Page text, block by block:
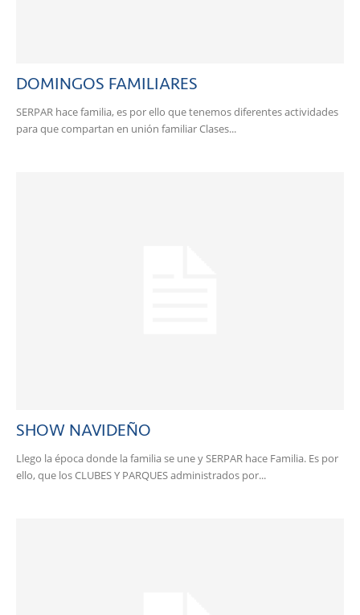
DOMINGOS FAMILIARES
SERPAR hace familia, es por ello que tenemos diferentes actividades
para que compartan en unión familiar Clases...
SHOW NAVIDEÑO
Llego la época donde la familia se une y SERPAR hace Familia. Es por
ello, que los CLUBES Y PARQUES administrados por...